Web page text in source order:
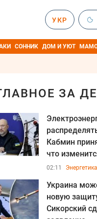
УКР
СОННИК ДОМ И УЮТ
ЗА
Кабмин
что
02:11 Энергетика
Украина
новую
Сикорский